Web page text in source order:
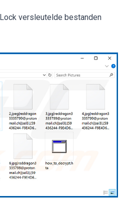
versleutelde bestanden